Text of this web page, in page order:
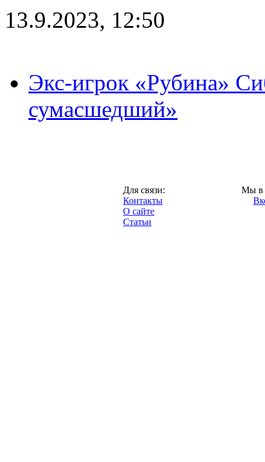
13.9.2023, 12:50
Экс-игрок «Рубина»
сумасшедший»
Для связи:
Контакты
О сайте
Статьи
Мы в